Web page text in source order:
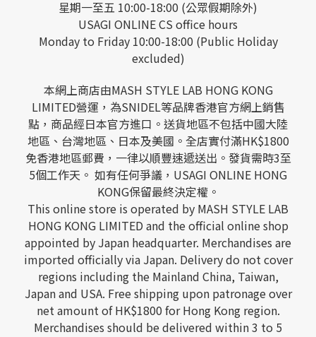
星期一至五 10:00-18:00 (公眾假期除外)
USAGI ONLINE CS office hours
Monday to Friday 10:00-18:00 (Public Holiday
excluded)
本網上商店由MASH STYLE LAB HONG KONG
LIMITED營運，為SNIDEL等品牌香港官方網上銷售
點，商品經日本官方進口。送貨地區不包括中國大陸
地區、台灣地區、日本及美國。全店實付滿HK$1800
免香港地區郵費，一律以順豐速遞送出。發貨需時3至
5個工作天。 如有任何爭議，USAGI ONLINE HONG
KONG保留最終決定權。
This online store is operated by MASH STYLE LAB
HONG KONG LIMITED and the official online shop
appointed by Japan headquarter. Merchandises are
imported officially via Japan. Delivery do not cover
regions including the Mainland China, Taiwan,
Japan and USA. Free shipping upon patronage over
net amount of HK$1800 for Hong Kong region.
Merchandises should be delivered within 3 to 5